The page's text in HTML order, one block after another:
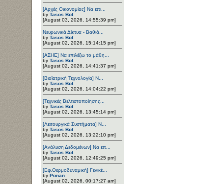
[Αρχές Οικονομίας] Να επι...
by Tasos Bot
[August 03, 2026, 14:55:39 pm]
Νευρωνικά Δίκτυα - Βαθιά...
by Tasos Bot
[August 02, 2026, 15:14:15 pm]
[ΑΣΗΕ] Να επιλέξω το μάθη...
by Tasos Bot
[August 02, 2026, 14:41:37 pm]
[Βιοϊατρική Τεχνολογία] Ν...
by Tasos Bot
[August 02, 2026, 14:04:22 pm]
[Τεχνικές Βελτιστοποίησης...
by Tasos Bot
[August 02, 2026, 13:45:14 pm]
[Λειτουργικά Συστήματα] Ν...
by Tasos Bot
[August 02, 2026, 13:22:10 pm]
[Ανάλυση Δεδομένων] Να επ...
by Tasos Bot
[August 02, 2026, 12:49:25 pm]
[Εφ.Θερμοδυναμική] Γενικέ...
by Ponan
[August 02, 2026, 00:17:27 am]